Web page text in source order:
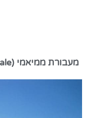
מעבורת ממיאמי (Fort Lauderdale) לבימיני (בהאמס)